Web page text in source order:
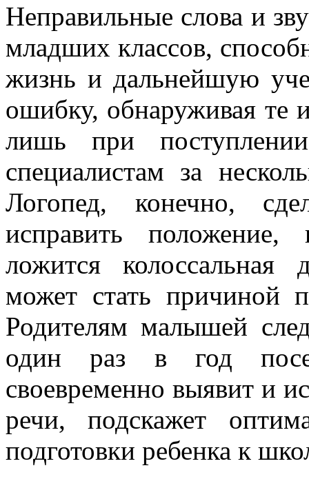
Неправильные слова и
младших классов,
жизнь и дальнейшую
ошибку, обнаруживая те
лишь при
специалистам за
Логопед, конечно,
исправить
ложится колоссальная
может стать причиной
Родителям малышей
один раз в год
своевременно выявит и
речи, подскажет
подготовки ребенка к